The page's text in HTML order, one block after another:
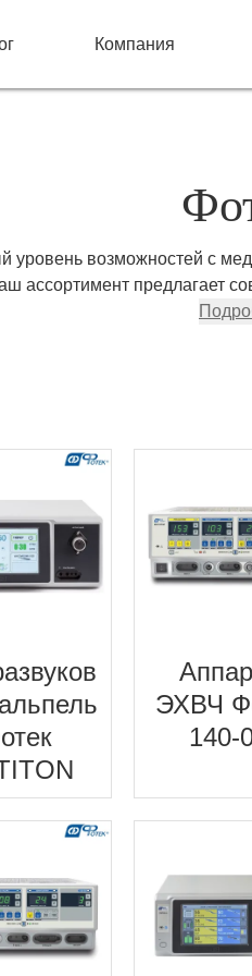
Компания
уровень возможностей с
ассортимент предлагает
отличающиеся надежностью
оборудование и многое
следует Фотек.
ЭХВЧ
140-